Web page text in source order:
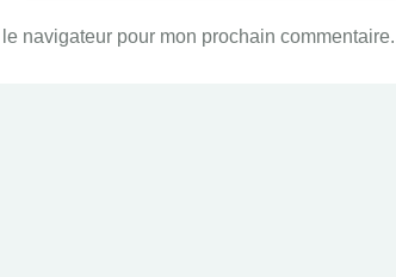
navigateur pour mon prochain commentaire.